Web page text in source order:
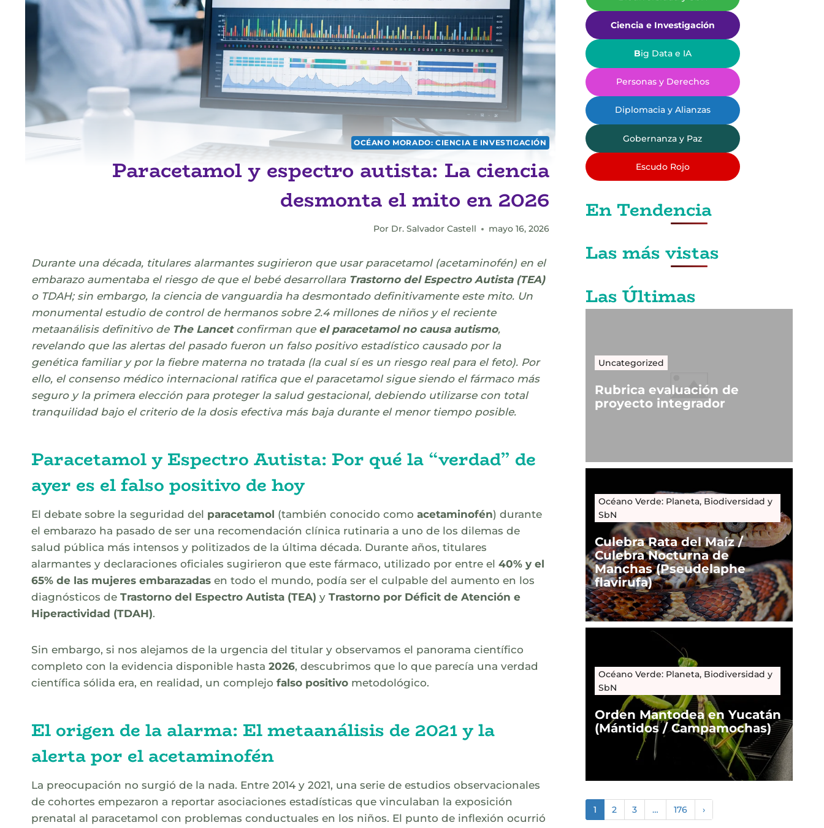
OCÉANO MORADO: CIENCIA E INVESTIGACIÓN
Paracetamol y espectro autista: La ciencia
desmonta el mito en 2026
Por Dr. Salvador Castell mayo 16, 2026
Durante una década, titulares alarmantes sugirieron que usar paracetamol (acetaminofén) en el
embarazo aumentaba el riesgo de que el bebé desarrollara Trastorno del Espectro Autista (TEA)
o TDAH; sin embargo, la ciencia de vanguardia ha desmontado definitivamente este mito. Un
monumental estudio de control de hermanos sobre 2.4 millones de niños y el reciente
metaanálisis definitivo de The Lancetconfirman que el paracetamol no causa autismo,
revelando que las alertas del pasado fueron un falso positivo estadístico causado por la
genética familiar y por la fiebre materna no tratada (la cual sí es un riesgo real para el feto). Por
ello, el consenso médico internacional ratifica que el paracetamol sigue siendo el fármaco más
seguro y la primera elección para proteger la salud gestacional, debiendo utilizarse con total
tranquilidad bajo el criterio de la dosis efectiva más baja durante el menor tiempo posible.
Paracetamol y Espectro Autista: Por qué la “verdad” de
ayer es el falso positivo de hoy
El debate sobre la seguridad del paracetamol (también conocido como acetaminofén) durante
el embarazo ha pasado de ser una recomendación clínica rutinaria a uno de los dilemas de
salud pública más intensos y politizados de la última década. Durante años, titulares
alarmantes y declaraciones oficiales sugirieron que este fármaco, utilizado por entre el 40% y el
65% de las mujeres embarazadas en todo el mundo, podía ser el culpable del aumento en los
diagnósticos de Trastorno del Espectro Autista (TEA) y Trastorno por Déficit de Atención e
Hiperactividad (TDAH).
Sin embargo, si nos alejamos de la urgencia del titular y observamos el panorama científico
completo con la evidencia disponible hasta 2026, descubrimos que lo que parecía una verdad
científica sólida era, en realidad, un complejo falso positivo metodológico.
El origen de la alarma: El metaanálisis de 2021 y la
alerta por el acetaminofén
La preocupación no surgió de la nada. Entre 2014 y 2021, una serie de estudios observacionales
de cohortes empezaron a reportar asociaciones estadísticas que vinculaban la exposición
prenatal al paracetamol con problemas conductuales en los niños. El punto de inflexión ocurrió
Ciencia e Investigación
Big Data e IA
Personas y Derechos
Diplomacia y Alianzas
Gobernanza y Paz
Escudo Rojo
En Tendencia
Las más vistas
Las Últimas
Uncategorized
Rubrica evaluación de
proyecto integrador
Océano Verde: Planeta, Biodiversidad y
SbN
Culebra Rata del Maíz /
Culebra Nocturna de
Manchas (Pseudelaphe
flavirufa)
Océano Verde: Planeta, Biodiversidad y
SbN
Orden Mantodea en Yucatán
(Mántidos / Campamochas)
1 2 3 … 176 ›